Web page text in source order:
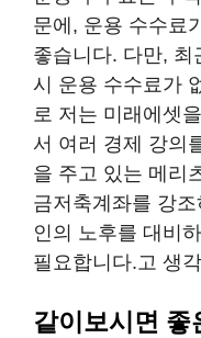
문에, 운용 수수료
좋습니다. 다만, 최
시 운용 수수료가
로 저는 미래에셋
서 여러 경제 강의
을 주고 있는 메리
금저축계좌를 강
인의 노후를 대비
필요합니다.고 생
같이보시면 좋